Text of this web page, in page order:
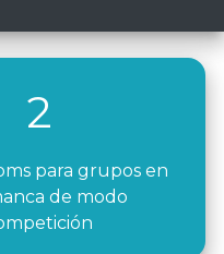
2
para grupos en
de modo